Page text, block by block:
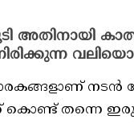
അതിനായി
കൊണ്ട് തന്നെ